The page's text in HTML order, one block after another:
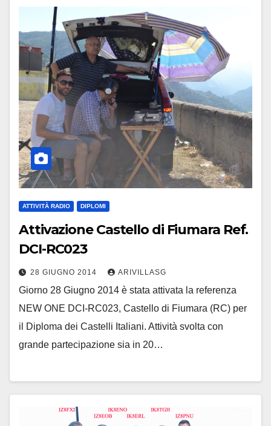
ATTIVITÀ RADIO DIPLOMI
Attivazione Castello di Fiumara Ref.
DCI-RC023
28 GIUGNO 2014 ARIVILLASG
Giorno 28 Giugno 2014 è stata attivata la referenza
NEW ONE DCI-RC023, Castello di Fiumara (RC) per
il Diploma dei Castelli Italiani. Attività svolta con
grande partecipazione sia in 20…